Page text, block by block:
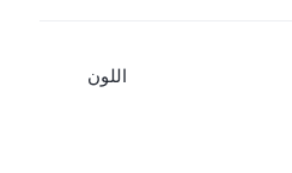
اللون